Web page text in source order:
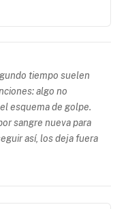
tiempo suelen
algo no
esquema de golpe.
sangre nueva para
así, los deja fuera